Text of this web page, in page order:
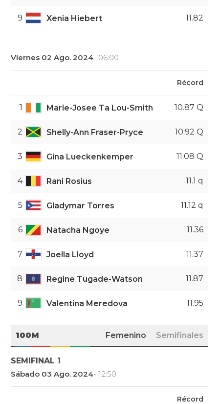
9 Xenia Hiebert 11.82
Viernes 02 Ago. 2024- 06:00
Récord
1 Marie-Josee Ta Lou-Smith 10.87 Q
2 Shelly-Ann Fraser-Pryce 10.92 Q
3 Gina Lueckenkemper 11.08 Q
4 Rani Rosius 11.1 q
5 Gladymar Torres 11.12 q
6 Natacha Ngoye 11.36
7 Joella Lloyd 11.37
8 Regine Tugade-Watson 11.87
9 Valentina Meredova 11.95
100M Femenino Semifinales
SEMIFINAL 1
Sábado 03 Ago. 2024- 12:50
Récord